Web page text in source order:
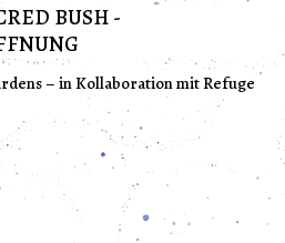
BUSH -
– in Kollaboration mit Refuge